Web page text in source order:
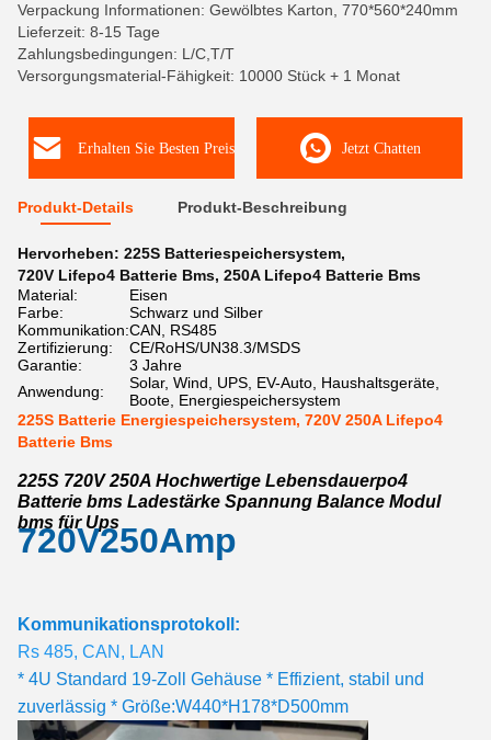
Verpackung Informationen: Gewölbtes Karton, 770*560*240mm
Lieferzeit: 8-15 Tage
Zahlungsbedingungen: L/C,T/T
Versorgungsmaterial-Fähigkeit: 10000 Stück + 1 Monat
Erhalten Sie Besten Preis Jetzt Chatten
Produkt-Details Produkt-Beschreibung
Hervorheben: 225S Batteriespeichersystem,
720V Lifepo4 Batterie Bms, 250A Lifepo4 Batterie Bms
Material:
Eisen
Farbe:
Schwarz und Silber
Kommunikation:CAN, RS485
Zertifizierung:
CE/RoHS/UN38.3/MSDS
Garantie:
3 Jahre
Anwendung:
Solar, Wind, UPS, EV-Auto, Haushaltsgeräte,
Boote, Energiespeichersystem
225S Batterie Energiespeichersystem, 720V 250A Lifepo4
Batterie Bms
225S 720V 250A Hochwertige Lebensdauerpo4
Batterie bms Ladestärke Spannung Balance Modul
bms für Ups
720V250Amp
Kommunikationsprotokoll:
Rs 485, CAN, LAN
* 4U Standard 19-Zoll Gehäuse * Effizient, stabil und
zuverlässig * Größe:W440*H178*D500mm